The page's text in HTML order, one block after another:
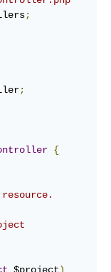
;
;
{